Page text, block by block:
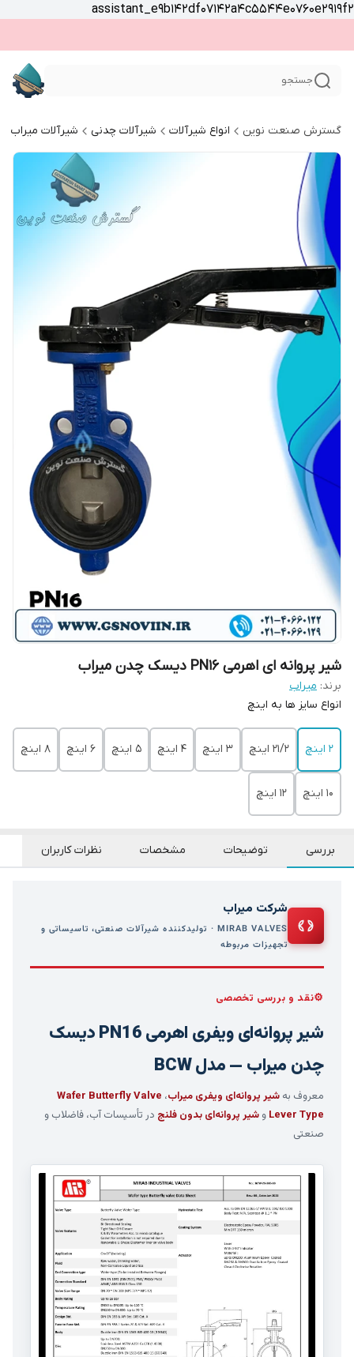
assistant_e9b142df07142a4c5544e0760e2919f2
جستجو
گسترش صنعت نوین انواع شیرآلات شیرآلات چدنی شیرآلات میراب
شیر پروانه ای اهرمی PN16 دیسک چدن میراب
برند: میراب
انواع سایز ها به اینچ
2 اینچ 21/2 اینچ 3 اینچ 4 اینچ 5 اینچ 6 اینچ 8 اینچ
10 اینچ 12 اینچ
بررسی توضیحات مشخصات نظرات کاربران
شرکت میراب
MIRAB VALVES · تولیدکننده شیرآلات صنعتی، تاسیساتی و
تجهیزات مربوطه
نقد و بررسی تخصصی
شیر پروانه‌ای ویفری اهرمی PN16 دیسک
چدن میراب — مدل BCW
معروف به شیر پروانه‌ای ویفری میراب، Wafer Butterfly Valve
Lever Type و شیر پروانه‌ای بدون فلنج در تأسیسات آب، فاضلاب و
صنعتی